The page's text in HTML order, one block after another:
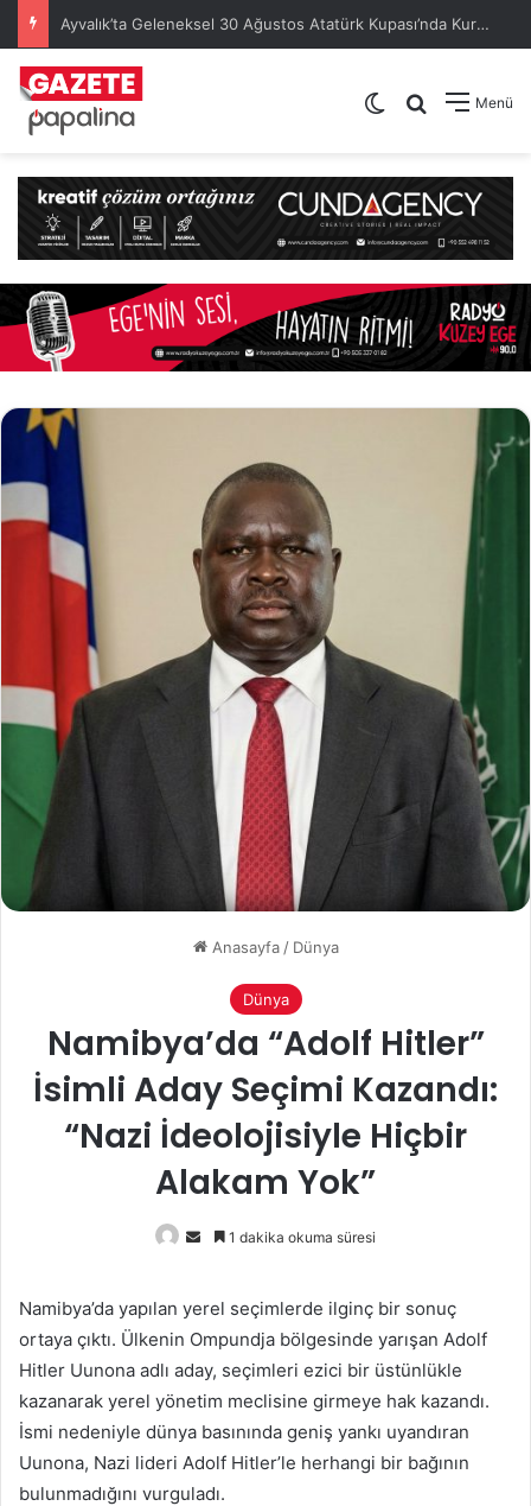
Ayvalık’ta Geleneksel 30 Ağustos Atatürk Kupası’nda Kura Heyecanı Yaşandı
Menü
Arama yap
Dış görünümü
Anasayfa / Dünya
Dünya
Namibya’da “Adolf Hitler”
İsimli Aday Seçimi Kazandı:
“Nazi İdeolojisiyle Hiçbir
Alakam Yok”
Bir
göndermek
1 dakika okuma süresi
Namibya’da yapılan yerel seçimlerde ilginç bir sonuç
ortaya çıktı. Ülkenin Ompundja bölgesinde yarışan Adolf
Hitler Uunona adlı aday, seçimleri ezici bir üstünlükle
kazanarak yerel yönetim meclisine girmeye hak kazandı.
İsmi nedeniyle dünya basınında geniş yankı uyandıran
Uunona, Nazi lideri Adolf Hitler’le herhangi bir bağının
bulunmadığını vurguladı.